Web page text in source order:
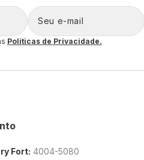
Politicas de Privacidade.
Fort: 4004-5080